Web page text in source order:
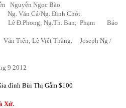
Nguyễn Ngọc Bào
Văn Cả/Ng. Đình Chót.
Lê Đ.Phong; Ng.Th. Ban; Phạm Bảo
Tiến; Lê Viết Thắng. Joseph Ng /
9 2012
đình Bùi Thị Gẫm $100
Xứ.